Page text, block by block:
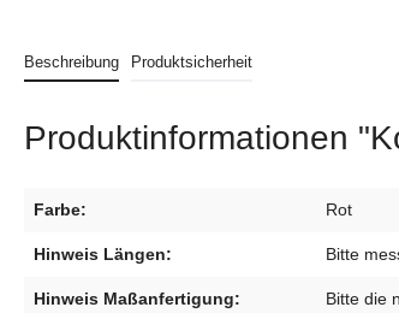
Beschreibung Produktsicherheit
Produktinformationen
Farbe: Rot
Hinweis Längen: Bitte
Hinweis Maßanfertigung:
Bitte die